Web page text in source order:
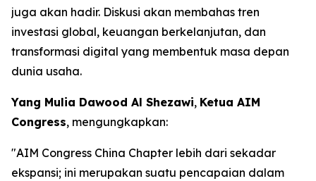
juga akan hadir. Diskusi akan membahas tren
investasi global, keuangan berkelanjutan, dan
transformasi digital yang membentuk masa depan
dunia usaha.
Yang Mulia Dawood Al Shezawi, Ketua AIM
Congress, mengungkapkan:
"AIM Congress China Chapter lebih dari sekadar
ekspansi; ini merupakan suatu pencapaian dalam